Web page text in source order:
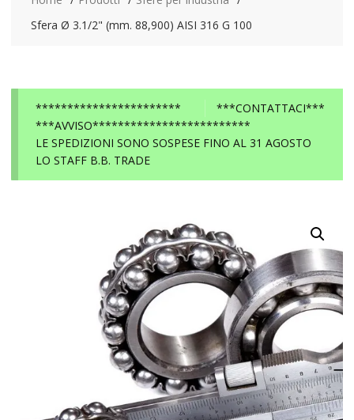
Sfera Ø 3.1/2" (mm. 88,900) AISI 316 G 100
***CONTATTACI***
***********************
***AVVISO*************************
LE SPEDIZIONI SONO SOSPESE FINO AL 31 AGOSTO
LO STAFF B.B. TRADE